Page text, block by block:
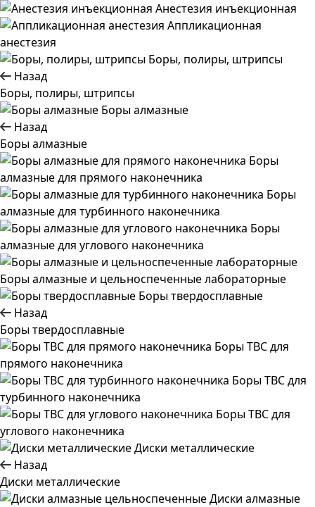
Анестезия инъекционная
Аппликационная
анестезия
Боры, полиры, штрипсы
Назад
Боры, полиры, штрипсы
Боры алмазные
Назад
Боры алмазные
Боры
алмазные для прямого наконечника
Боры
алмазные для турбинного наконечника
Боры
алмазные для углового наконечника
Боры алмазные и цельноспеченные лабораторные
Боры твердосплавные
Назад
Боры твердосплавные
Боры ТВС для
прямого наконечника
Боры ТВС для
турбинного наконечника
Боры ТВС для
углового наконечника
Диски металлические
Назад
Диски металлические
Диски алмазные